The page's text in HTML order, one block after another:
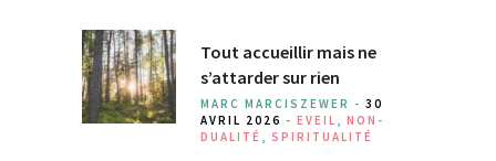
Tout accueillir mais ne
s’attarder sur rien
MARC MARCISZEWER - 30
AVRIL 2026 - EVEIL , NON-
DUALITÉ , SPIRITUALITÉ